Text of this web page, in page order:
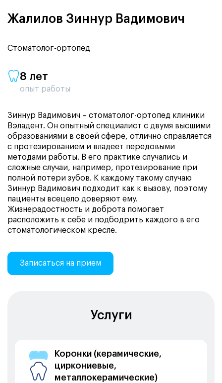
Жалилов Зиннур Вадимович
Стоматолог-ортопед
8 лет
опыт работы
Зиннур Вадимович – стоматолог-ортопед клиники
Вэладент. Он опытный специалист с двумя высшими
образованиями в своей сфере, отлично справляется
с протезированием и владеет передовыми
методами работы. В его практике случались и
сложные случаи, например, протезирование при
полной потери зубов. К каждому такому случаю
Зиннур Вадимович подходит как к вызову, поэтому
пациенты всецело доверяют ему.
Жизнерадостность и доброта помогает
расположить к себе и подбодрить каждого в его
стоматологическом кресле.
Записаться на прием
Услуги
Коронки (керамические,
циркониевые,
металлокерамические)